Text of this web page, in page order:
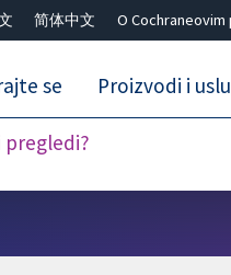
简体中文 O
pregledi?
se Proizvodi i